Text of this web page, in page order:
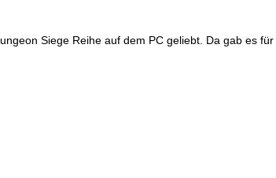
Siege Reihe auf dem PC geliebt. Da gab es